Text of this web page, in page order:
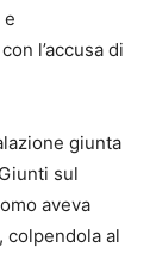
e
l’accusa di
giunta
sul
aveva
colpendola al